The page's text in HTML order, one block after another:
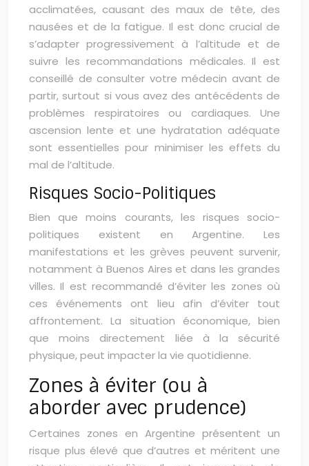
acclimatées, causant des maux de tête, des
nausées et de la fatigue. Il est donc crucial de
s’adapter progressivement à l’altitude et de
suivre les recommandations médicales. Il est
conseillé de consulter votre médecin avant de
partir, surtout si vous avez des antécédents de
problèmes respiratoires ou cardiaques. Une
ascension lente et une hydratation adéquate
sont essentielles pour minimiser les effets du
mal de l’altitude.
Risques Socio-Politiques
Bien que moins courants, les risques socio-
politiques existent en Argentine. Les
manifestations et les grèves peuvent survenir,
notamment à Buenos Aires et dans les grandes
villes. Il est recommandé d’éviter les zones où
ces événements ont lieu afin d’éviter tout
affrontement. La situation économique, bien
que moins directement liée à la sécurité
physique, peut impacter la vie quotidienne.
Zones à éviter (ou à
aborder avec prudence)
Certaines zones en Argentine présentent un
risque plus élevé que d’autres et méritent une